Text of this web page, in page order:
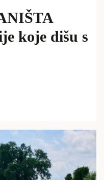
koje dišu s